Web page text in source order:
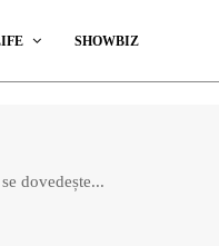
SHOWBIZ
dovedește...